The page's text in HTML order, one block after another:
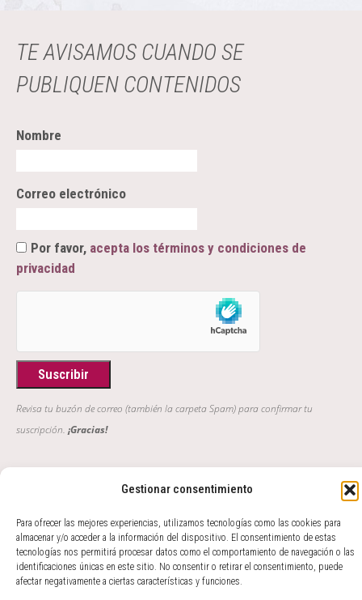
Gestionar consentimiento
Para ofrecer las mejores experiencias, utilizamos tecnologías como las cookies para
almacenar y/o acceder a la información del dispositivo. El consentimiento de estas
tecnologías nos permitirá procesar datos como el comportamiento de navegación o las
identificaciones únicas en este sitio. No consentir o retirar el consentimiento, puede
afectar negativamente a ciertas características y funciones.
TE AVISAMOS CUANDO SE
PUBLIQUEN CONTENIDOS
Nombre
Correo electrónico
Por favor, acepta los términos y condiciones de
privacidad
Revisa tu buzón de correo (también la carpeta Spam) para confirmar tu
suscripción. ¡Gracias!
entendieron después los filósofos en torno a la sabiduría
profunda; de tal modo que se puede decir que aquéllos fueron
el sentido y éstos el intelecto del género humano"
GIAMBATTISTA VICO, Scienza Nuova, 363